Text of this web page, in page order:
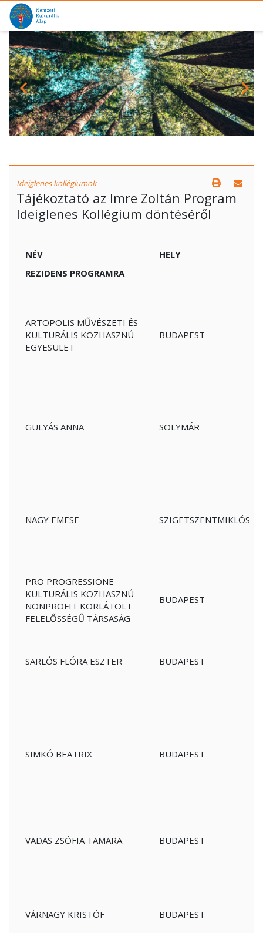
Ideiglenes kollégiumok
Tájékoztató az Imre Zoltán Program
Ideiglenes Kollégium döntéséről
NÉV
HELY
REZIDENS PROGRAMRA
ARTOPOLIS MŰVÉSZETI ÉS
KULTURÁLIS KÖZHASZNÚ
EGYESÜLET
BUDAPEST
GULYÁS ANNA SOLYMÁR
NAGY EMESE SZIGETSZENTMIKLÓS
PRO PROGRESSIONE
KULTURÁLIS KÖZHASZNÚ
NONPROFIT KORLÁTOLT
FELELŐSSÉGŰ TÁRSASÁG
BUDAPEST
SARLÓS FLÓRA ESZTER BUDAPEST
SIMKÓ BEATRIX BUDAPEST
VADAS ZSÓFIA TAMARA BUDAPEST
VÁRNAGY KRISTÓF BUDAPEST